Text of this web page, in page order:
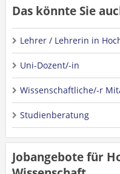
Das könnte Sie
Lehrer / Lehrerin in
Uni-Dozent/-in
Wissenschaftliche/-r
Studienberatung
Jobangebote für